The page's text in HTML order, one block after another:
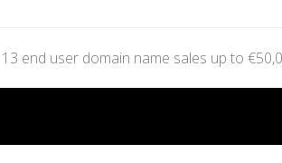
next
post:
13 end user domain name sales up to